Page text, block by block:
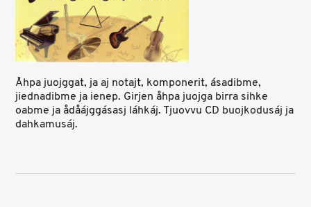
Åhpa juojggat, ja aj notajt, komponerit, ásadibme,
jiednadibme ja ienep. Girjen åhpa juojga birra sihke
oabme ja ådåájggásasj láhkáj. Tjuovvu CD buojkodusáj ja
dahkamusáj.